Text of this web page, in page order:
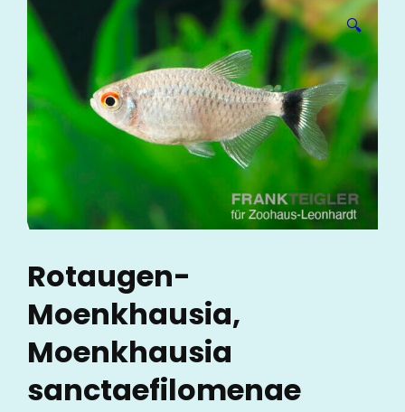
🔍
Rotaugen-
Moenkhausia,
Moenkhausia
sanctaefilomenae